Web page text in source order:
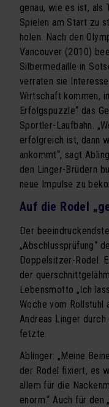
genau, wie es ist, als
Spielen am Start zu
holen. Nach den
Vancouver (2010)
Silbermedaille in
verraten sie
Wirtschaft kommen,
Erfolgspuzzle“ das
Sportler-Laufbahn.
erfolgreich ist, dann
ankommt“, sagt
den Linger-Brüdern
neue Impulse zu
Auf die Rodel
Der
„Abschlussprüfung“
Doppelsitzer-Rodel.
der
Lebensmotto „Ich
Woche vom
Andreas Linger durch
fetzte.
Ablinger: „Meine
der Rodel fixiert, es
allem für die
enorm.“ Auch für den